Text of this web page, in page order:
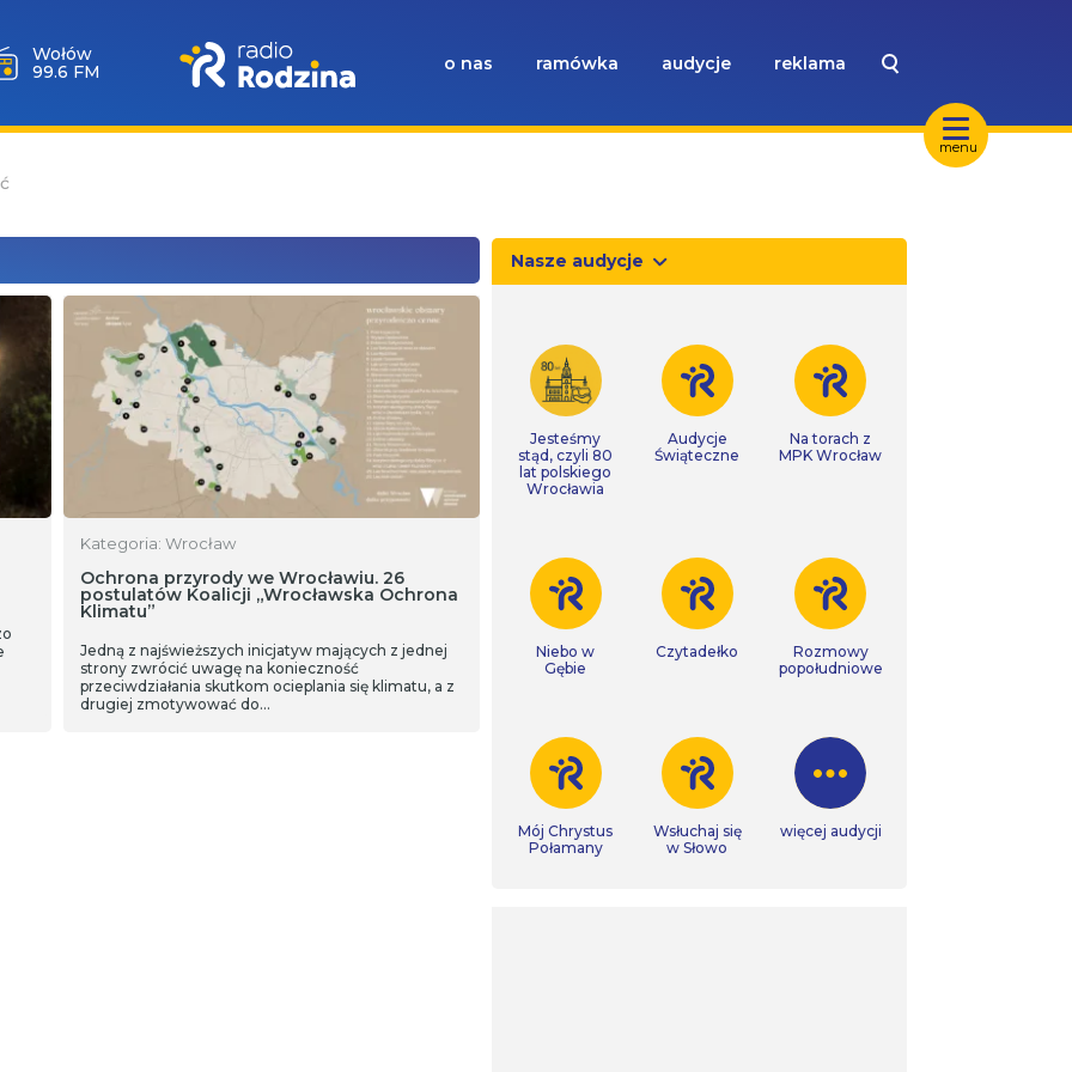
menu
Wołów
99.6 FM
o nas ramówka audycje reklama
Kategoria: Wrocław
Ochrona przyrody we Wrocławiu. 26
postulatów Koalicji „Wrocławska Ochrona
Klimatu”
Jedną z najświeższych inicjatyw mających z jednej
strony zwrócić uwagę na konieczność
przeciwdziałania skutkom ocieplania się klimatu, a z
drugiej zmotywować do…
Nasze audycje
Jesteśmy
stąd, czyli 80
lat polskiego
Wrocławia
Audycje
Świąteczne
Na torach z
MPK Wrocław
Niebo w
Gębie
Czytadełko
Rozmowy
popołudniowe
Mój Chrystus
Połamany
Wsłuchaj się
w Słowo
więcej audycji